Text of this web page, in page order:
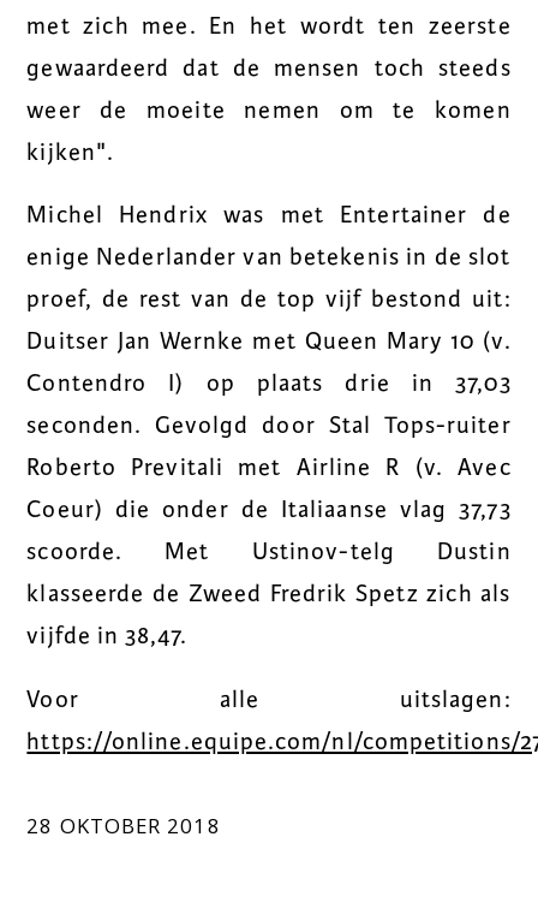
met zich mee. En het wordt ten zeerste
gewaardeerd dat de mensen toch steeds
weer de moeite nemen om te komen
kijken".
Michel Hendrix was met Entertainer de
enige Nederlander van betekenis in de slot
proef, de rest van de top vijf bestond uit:
Duitser Jan Wernke met Queen Mary 10 (v.
Contendro I) op plaats drie in 37,03
seconden. Gevolgd door Stal Tops-ruiter
Roberto Previtali met Airline R (v. Avec
Coeur) die onder de Italiaanse vlag 37,73
scoorde. Met Ustinov-telg Dustin
klasseerde de Zweed Fredrik Spetz zich als
vijfde in 38,47.
Voor alle uitslagen:
https://online.equipe.com/nl/competitions/
28 OKTOBER 2018